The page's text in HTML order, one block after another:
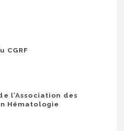
CGRF
l’Association des
Hématologie